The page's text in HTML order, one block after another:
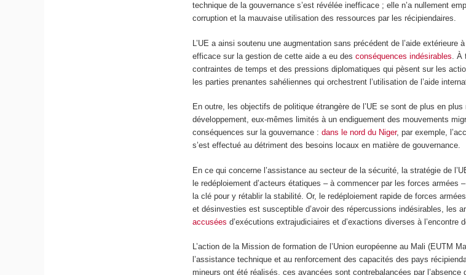
technique de la gouvernance s’est révélée inefficace ; elle n’a nullement
corruption et la mauvaise utilisation des ressources par les récipiendaires.
L’UE a ainsi soutenu une augmentation sans précédent de l’aide extérieure
efficace sur la gestion de cette aide a eu desconséquences indésirables .
contraintes de temps et des pressions diplomatiques qui pèsent sur les
les parties prenantes sahéliennes qui orchestrent l’utilisation de l’aide
En outre, les objectifs de politique étrangère de l’UE se sont de plus en
développement, eux-mêmes limités à un endiguement des mouvements
conséquences sur la gouvernance :dans le nord du Niger, par exemple,
s’est effectué au détriment des besoins locaux en matière de gouvernance.
En ce qui concerne l’assistance au secteur de la sécurité, la stratégie de
le redéploiement d’acteurs étatiques – à commencer par les forces armées
la clé pour y rétablir la stabilité. Or, le redéploiement rapide de forces
et désinvesties est susceptible d’avoir des répercussions indésirables, les
accusées d’exécutions extrajudiciaires et d’exactions diverses à l’encontre
L’action de la Mission de formation de l’Union européenne au Mali (EUTM
l’assistance technique et au renforcement des capacités des pays
mineurs ont été réalisés, ces avancées sont contrebalancées par l’absence